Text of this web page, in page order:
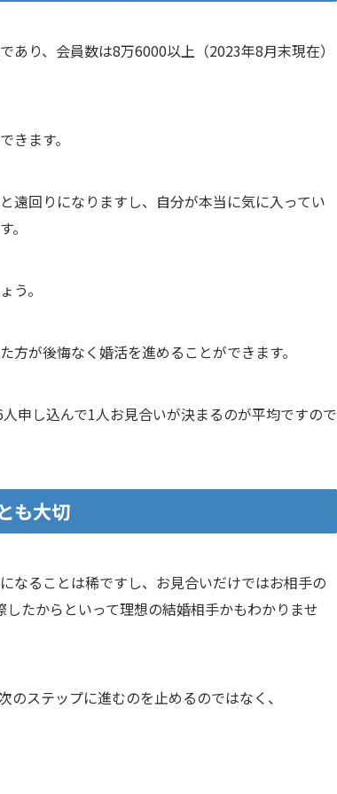
り、会員数は8万6000以上（2023年8月末現在）
きます。
遠回りになりますし、自分が本当に気に入ってい
す。
う。
方が後悔なく婚活を進めることができます。
申し込んで1人お見合いが決まるのが平均ですので
も大切
なることは稀ですし、お見合いだけではお相手の
たからといって理想の結婚相手かもわかりませ
ステップに進むのを止めるのではなく、